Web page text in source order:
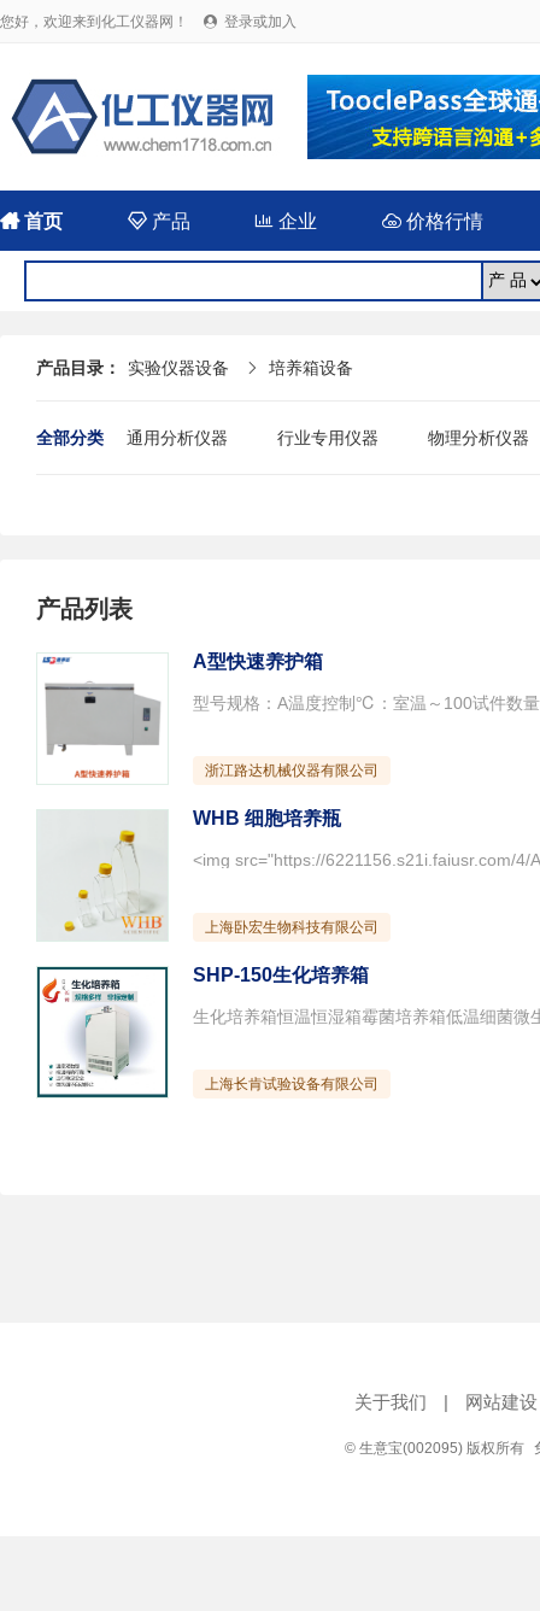
您好，欢迎来到化工仪器网！  登录或加入
首页 产品  企业 价格行情
产品目录： 实验仪器设备  培养箱设备
全部分类 通用分析仪器 行业专用仪器 物理分析仪器
产品列表
A型快速养护箱
浙江路达机械仪器有限公司
WHB 细胞培养瓶
上海卧宏生物科技有限公司
SHP-150生化培养箱
上海长肯试验设备有限公司
关于我们 | 网站建设
© 生意宝(002095) 版权所有